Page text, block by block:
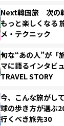
Next韓国旅 次の
もっと楽しくなる
メ・テクニック
旬な“あの人”が「
マに語るインタビ
TRAVEL STORY
今、こんな旅がし
球の歩き方が選ぶ
行くべき旅先30